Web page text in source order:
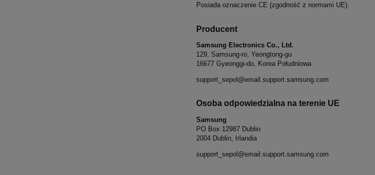
Posiada oznaczenie CE (zgodność z normami UE).
Producent
Samsung Electronics Co., Ltd.
129, Samsung-ro, Yeongtong-gu
16677 Gyeonggi-do, Korea Południowa
support_sepol@email.support.samsung.com
Osoba odpowiedzialna na terenie UE
Samsung
PO Box 12987 Dublin
2004 Dublin, Irlandia
support_sepol@email.support.samsung.com